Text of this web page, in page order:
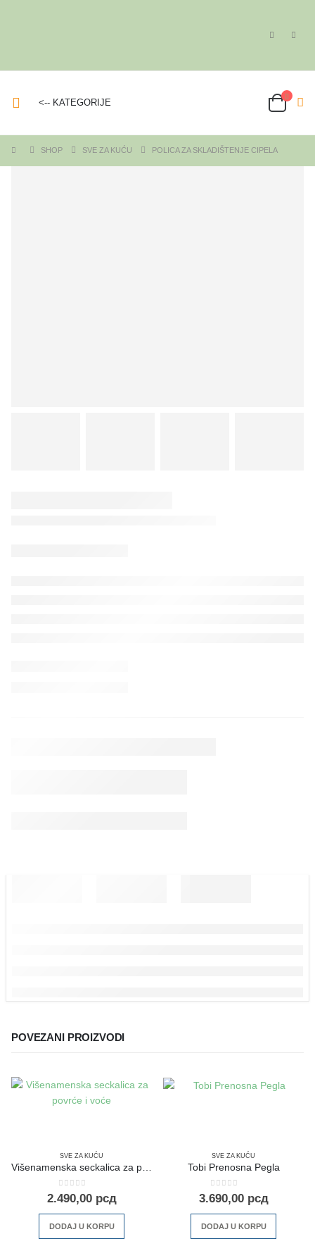
<-- KATEGORIJE
SHOP SVE ZA KUĆU POLICA ZA SKLADIŠTENJE CIPELA
POVEZANI PROIZVODI
SVE ZA KUĆU
Višenamenska seckalica za povrće i voće
0out of 5
2.490,00 рсд
DODAJ U KORPU
SVE ZA KUĆU
Tobi Prenosna Pegla
0out of 5
3.690,00 рсд
DODAJ U KORPU